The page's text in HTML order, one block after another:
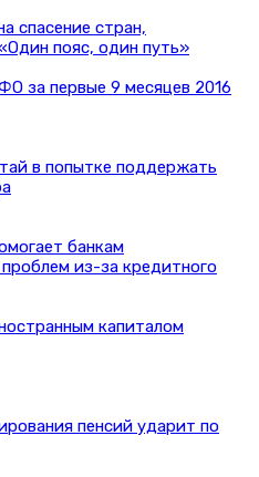
спасение стран,
пояс, один путь»
за первые 9 месяцев 2016
в попытке поддержать
банкам
из-за кредитного
капиталом
пенсий ударит по